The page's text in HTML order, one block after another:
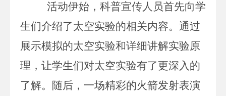
活动伊始，科普宣传人员首先向学
生们介绍了太空实验的相关内容。通过
展示模拟的太空实验和详细讲解实验原
理 ，让学生们对太空实验有了更深入的
了解。随后，一场精彩的火箭发射表演